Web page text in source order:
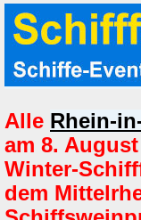
Alle Rhein-
am 8.
Winter-
dem